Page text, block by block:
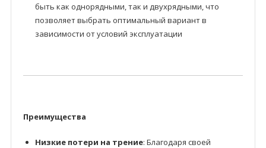
быть как однорядными, так и двухрядными, что
позволяет выбрать оптимальный вариант в
зависимости от условий эксплуатации
Преимущества
Низкие потери на трение: Благодаря своей